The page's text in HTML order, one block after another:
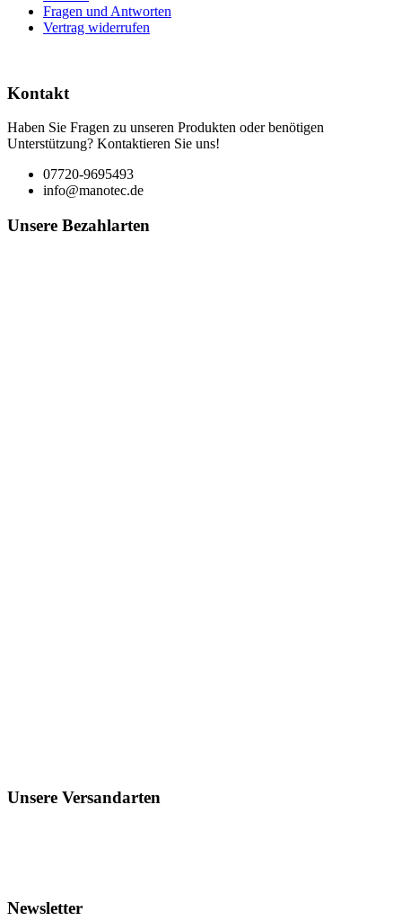
Fragen und Antworten
Vertrag widerrufen
Kontakt
Haben Sie Fragen zu unseren Produkten oder benötigen
Unterstützung? Kontaktieren Sie uns!
07720-9695493
info@manotec.de
Unsere Bezahlarten
Unsere Versandarten
Newsletter